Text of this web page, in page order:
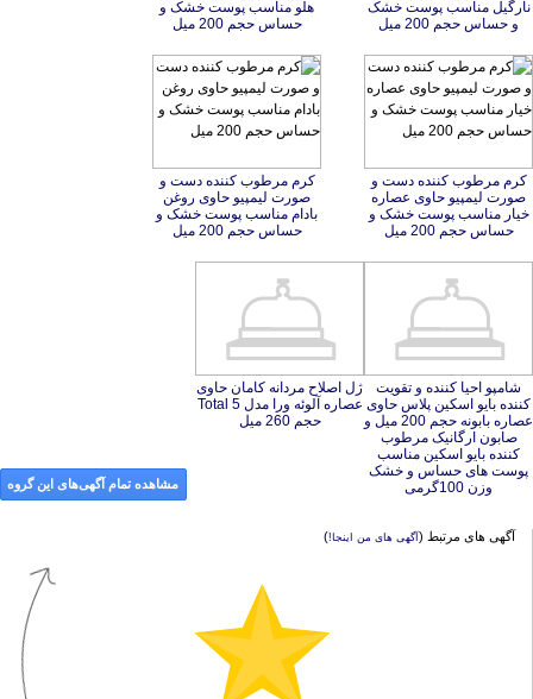
و حساس حجم 200 میل حساس حجم 200 میل
کرم مرطوب کننده دست و
صورت لیمپیو حاوی عصاره
خیار مناسب پوست خشک و
حساس حجم 200 میل
کرم مرطوب کننده دست و
صورت لیمپیو حاوی روغن
بادام مناسب پوست خشک و
حساس حجم 200 میل
شامپو احیا کننده و تقویت
کننده بایو اسکین پلاس حاوی
عصاره بابونه حجم 200 میل و
صابون ارگانیک مرطوب
کننده بایو اسکین مناسب
پوست های حساس و خشک
وزن 100گرمی
ژل اصلاح مردانه کامان حاوی
عصاره آلوئه ورا مدل Total 5
حجم 260 میل
مشاهده تمام آگهی‌های این گروه
آگهی های مرتبط (آگهی های من اینجا!)